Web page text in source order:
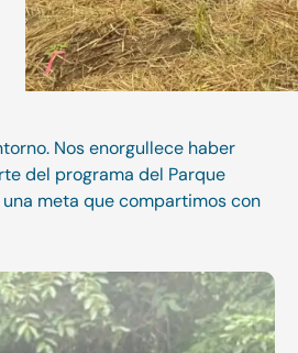
Nos enorgullece haber
del programa del Parque
meta que compartimos con